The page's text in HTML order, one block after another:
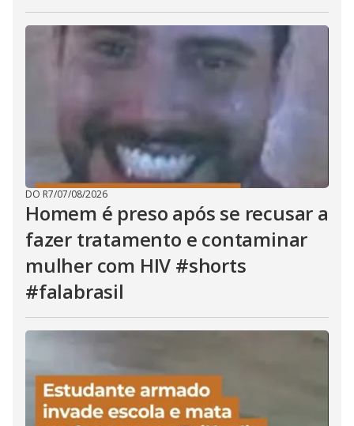
DO R7/07/08/2026
Homem é preso após se recusar a
fazer tratamento e contaminar
mulher com HIV #shorts
#falabrasil